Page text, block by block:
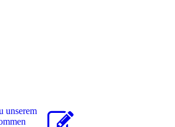
unserem